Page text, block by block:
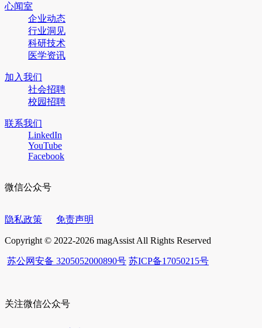
心闻室
企业动态
行业洞见
科研技术
医学资讯
加入我们
社会招聘
校园招聘
联系我们
LinkedIn
YouTube
Facebook
微信公众号
隐私政策 免责声明
Copyright © 2022-2026 magAssist All Rights Reserved
苏公网安备 3205052000890号 苏ICP备17050215号
关注微信公众号